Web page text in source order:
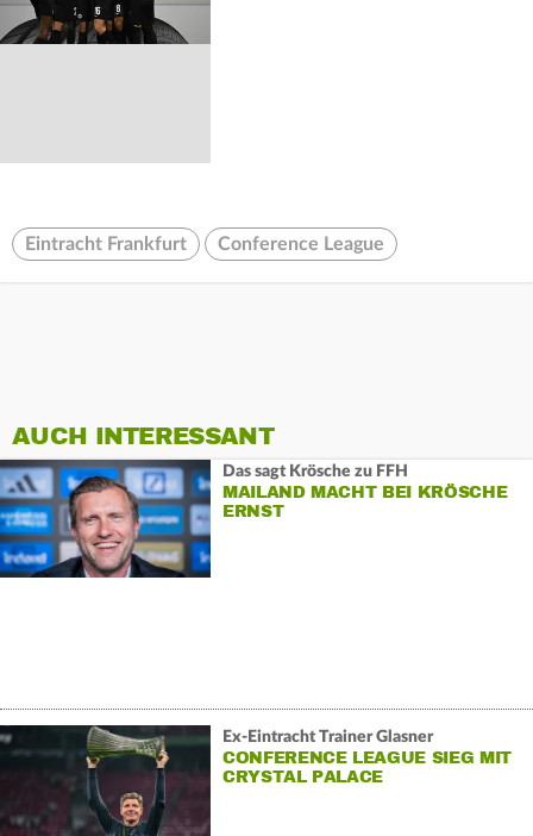
Eintracht Frankfurt Conference League
AUCH INTERESSANT
Das sagt Krösche zu FFH
MAILAND MACHT BEI KRÖSCHE
ERNST
Ex-Eintracht Trainer Glasner
CONFERENCE LEAGUE SIEG MIT
CRYSTAL PALACE